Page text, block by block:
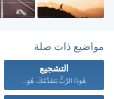
مواضيع ذات صلة
التشجيع
هُوَذَا الرَّبُّ يَتَقَدَّمُكَ، هُوَ...